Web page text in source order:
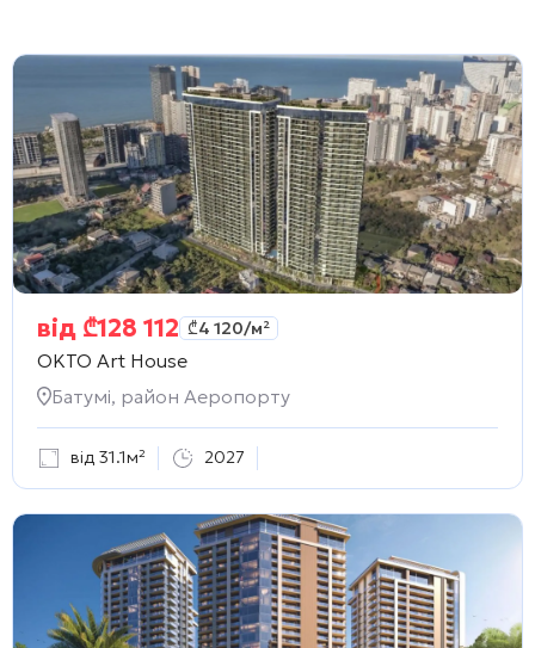
від ₾128 112 ₾4 120/м²
OKTO Art House
Батумі, район Аеропорту
від 31.1м² 2027